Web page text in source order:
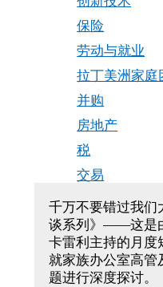
保险
劳动与就业
拉丁美洲家庭
并购
房地产
税
交易
千万不要错过我们
谈系列》——这是
卡雷利主持的月度
就家族办公室高
题进行深度探讨。